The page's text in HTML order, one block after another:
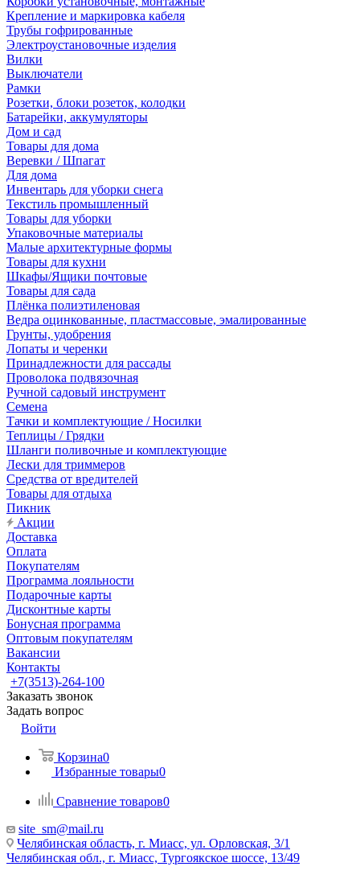
Крепление и маркировка кабеля
Трубы гофрированные
Электроустановочные изделия
Вилки
Выключатели
Рамки
Розетки, блоки розеток, колодки
Батарейки, аккумуляторы
Дом и сад
Товары для дома
Веревки / Шпагат
Для дома
Инвентарь для уборки снега
Текстиль промышленный
Товары для уборки
Упаковочные материалы
Малые архитектурные формы
Товары для кухни
Шкафы/Ящики почтовые
Товары для сада
Плёнка полиэтиленовая
Ведра оцинкованные, пластмассовые, эмалированные
Грунты, удобрения
Лопаты и черенки
Принадлежности для рассады
Проволока подвязочная
Ручной садовый инструмент
Семена
Тачки и комплектующие / Носилки
Теплицы / Грядки
Шланги поливочные и комплектующие
Лески для триммеров
Средства от вредителей
Товары для отдыха
Пикник
Акции
Доставка
Оплата
Покупателям
Программа лояльности
Подарочные карты
Дисконтные карты
Бонусная программа
Оптовым покупателям
Вакансии
Контакты
+7(3513)-264-100
Заказать звонок
Задать вопрос
Войти
Корзина0
Избранные товары0
Сравнение товаров0
site_sm@mail.ru
Челябинская область, г. Миасс, ул. Орловская, 3/1
Челябинская обл., г. Миасс, Тургоякское шоссе, 13/49